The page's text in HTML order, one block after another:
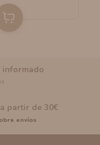
informado
partir de 30€
envíos